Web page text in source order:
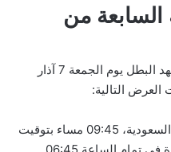
من
تعرض الحلقة السابعة من مسلسل فهد البطل يوم الجمعة 7 آذار
الساعة 10:45 مساء بتوقيت السعودية، 09:45 مساء بتوقيت